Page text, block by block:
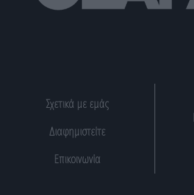
Σχετικά με εμάς
Διαφημιστείτε
Επικοινωνία